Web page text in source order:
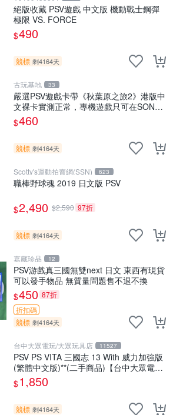
絕版收藏 PSV遊戲 中文版 機動戰士鋼彈
極限 VS. FORCE
$490
競標 剩4164天
古玩基地 33
嚴選PSV遊戲卡帶《秋葉原之旅2》港版中
文裸卡實測正常，專機遊戲只可在SONY
PSV上運行 卡帶 psv 港版
$460
競標 剩4164天
Scotty's運動拍賣網(SSN) 623
職棒野球魂 2019 日文版 PSV
$2,490 $2,590 97折
競標 剩4164天
嘉藏珍品 12
PSV游戲真三國無雙next 日文 東西有現貨
可以發手物品 無質量問題售不退不換
$450 87折
折扣碼
競標 剩4164天
台中大眾電玩/大眾玩具店 11527
PSV PS VITA 三國志 13 With 威力加強版
(繁體中文版)**(二手商品)【台中大眾電
玩】
$1,850
競標 剩4164天